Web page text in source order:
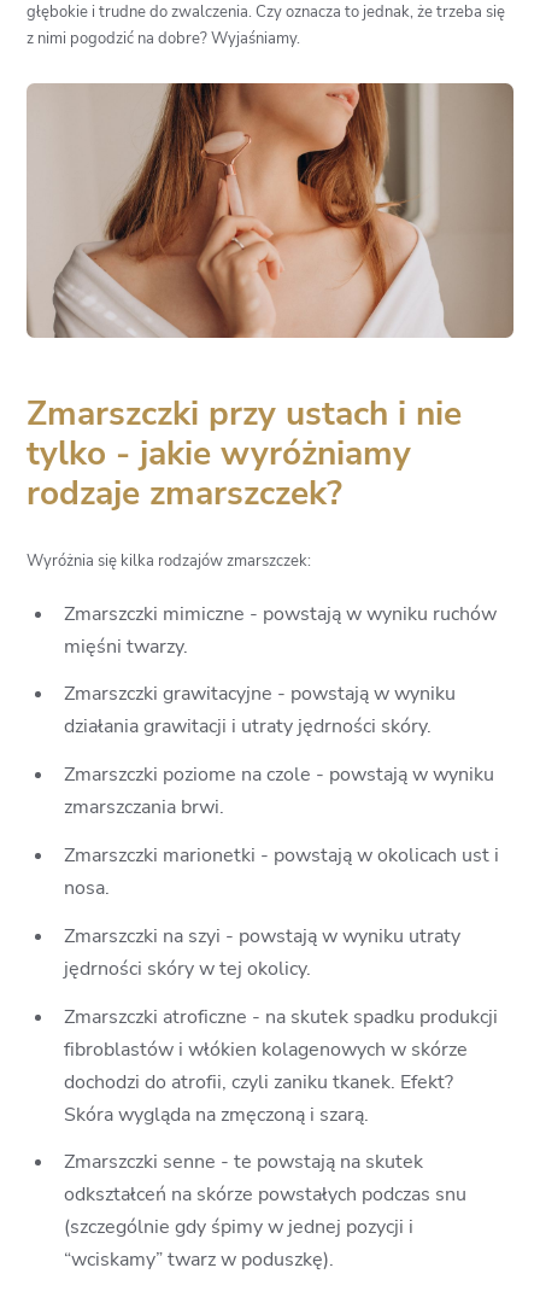
głębokie i trudne do zwalczenia. Czy oznacza to jednak, że trzeba się
z nimi pogodzić na dobre? Wyjaśniamy.
Zmarszczki przy ustach i nie
tylko - jakie wyróżniamy
rodzaje zmarszczek?
Wyróżnia się kilka rodzajów zmarszczek:
Zmarszczki mimiczne - powstają w wyniku ruchów
mięśni twarzy.
Zmarszczki grawitacyjne - powstają w wyniku
działania grawitacji i utraty jędrności skóry.
Zmarszczki poziome na czole - powstają w wyniku
zmarszczania brwi.
Zmarszczki marionetki - powstają w okolicach ust i
nosa.
Zmarszczki na szyi - powstają w wyniku utraty
jędrności skóry w tej okolicy.
Zmarszczki atroficzne - na skutek spadku produkcji
fibroblastów i włókien kolagenowych w skórze
dochodzi do atrofii, czyli zaniku tkanek. Efekt?
Skóra wygląda na zmęczoną i szarą.
Zmarszczki senne - te powstają na skutek
odkształceń na skórze powstałych podczas snu
(szczególnie gdy śpimy w jednej pozycji i
“wciskamy” twarz w poduszkę).